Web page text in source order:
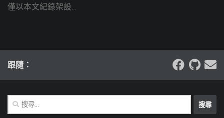
僅以本文紀錄架設...
跟隨：
搜
尋